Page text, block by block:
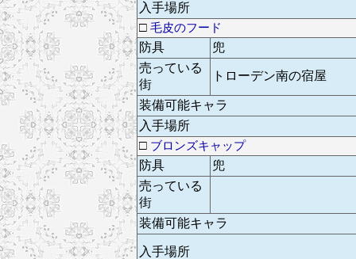
入手場所
□ 毛皮のフード
防具
兜
売っている
街
トローデン南の宿屋
装備可能キャラ
入手場所
□ ブロンズキャップ
防具
兜
売っている
街
装備可能キャラ
入手場所